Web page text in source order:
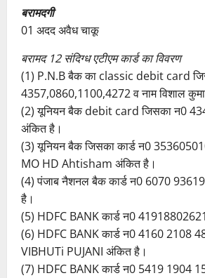
बरामदगी
01 अदद अवैध चाकू
बरामद 12 संदिग्ध एटीएम कार्ड का विवरण
(1) P.N.B बैक का classic debit card
4357,0860,1100,4272 व नाम विशाल
(2) यूनियन बैक debit card जिसका न0
अंकित है।
(3) यूनियन बैक जिसका कार्ड न0
MO HD Ahtisham अंकित है।
(4) पंजाब नैशनल बैक कार्ड न0 6070
है।
(5) HDFC BANK कार्ड न0
(6) HDFC BANK कार्ड न0 4160 2108
VIBHUTi PUJANI अंकित है।
(7) HDFC BANK कार्ड न0 5419 1904